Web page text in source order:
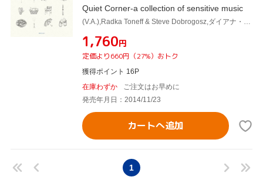
Quiet Corner-a collection of sensitive music
(V.A.),Radka Toneff & Steve Dobrogosz,ダイアナ・パントン,ジョー・バルビエリ,クエンティン・サージャック,Lucas Nikotian & Sebastian Macchi,ナイーム・アモール,Alan Hampton & Gretchen Parlato
¥1,760円
定価より660円（27%）おトク
獲得ポイント 16P
在庫わずか
ご注文はお早めに
発売年月日：2014/11/23
カートへ追加
1